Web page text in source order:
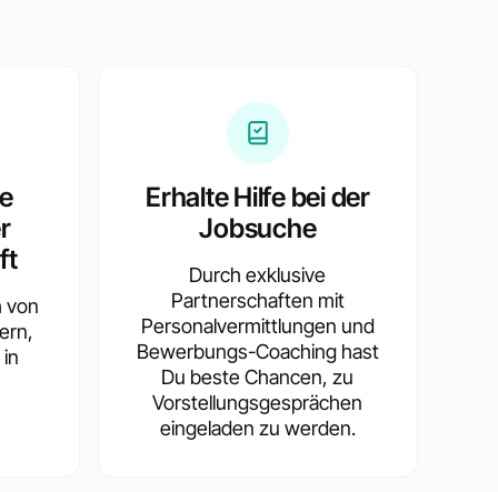
von
Erhalte Hilfe bei der
Jobsuche
Durch exklusive
Partnerschaften mit
Personalvermittlungen und
Bewerbungs-Coaching hast
Du beste Chancen, zu
Vorstellungsgesprächen
eingeladen zu werden.